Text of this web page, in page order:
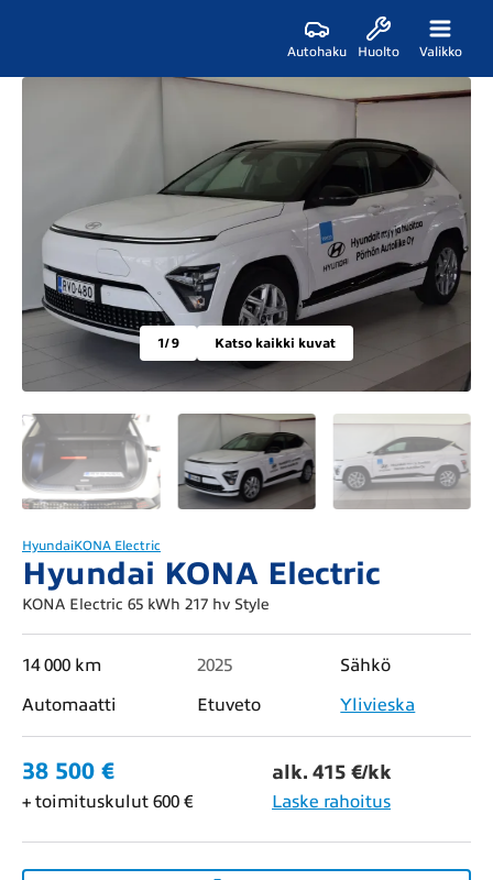
Autohaku Huolto Valikko
1/ 9 Katso kaikki kuvat
HyundaiKONA Electric
Hyundai KONA Electric
KONA Electric 65 kWh 217 hv Style
14 000 km 2025
Sähkö
Automaatti
Etuveto Ylivieska
38 500 € alk. 415 €/kk
+ toimituskulut 600 € Laske rahoitus